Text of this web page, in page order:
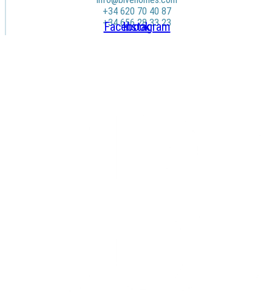
+34 620 70 40 87
+34 656 28 33 23
Facebook
Instagram